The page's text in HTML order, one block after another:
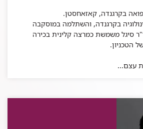
בקרגנדה, קאזאחסטן.
בקרגנדה, והשתלמה במוסקבה
סיגל משמשת כמרצה קלינית בכירה
הטכניון.
עצם...